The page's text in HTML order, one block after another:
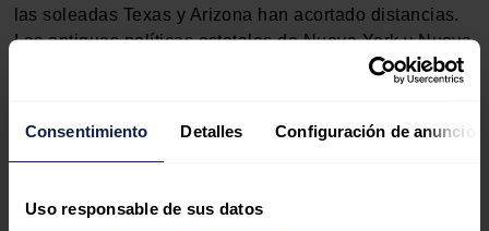
Consentimiento Detalles Configuración de anuncios
Uso responsable de sus datos
las soleadas Texas y Arizona han acortado distancias.
Las antiguas políticas estatales de Nueva York y Nueva
Jersey ofrecen generosos incentivos solares y han
pequeña escala también tienen grandes poblaciones.